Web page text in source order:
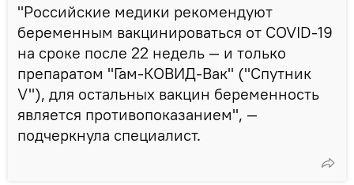
"Российские медики рекомендуют
беременным вакцинироваться от COVID-19
на сроке после 22 недель — и только
препаратом "Гам-КОВИД-Вак" ("Спутник
V"), для остальных вакцин беременность
является противопоказанием", —
подчеркнула специалист.